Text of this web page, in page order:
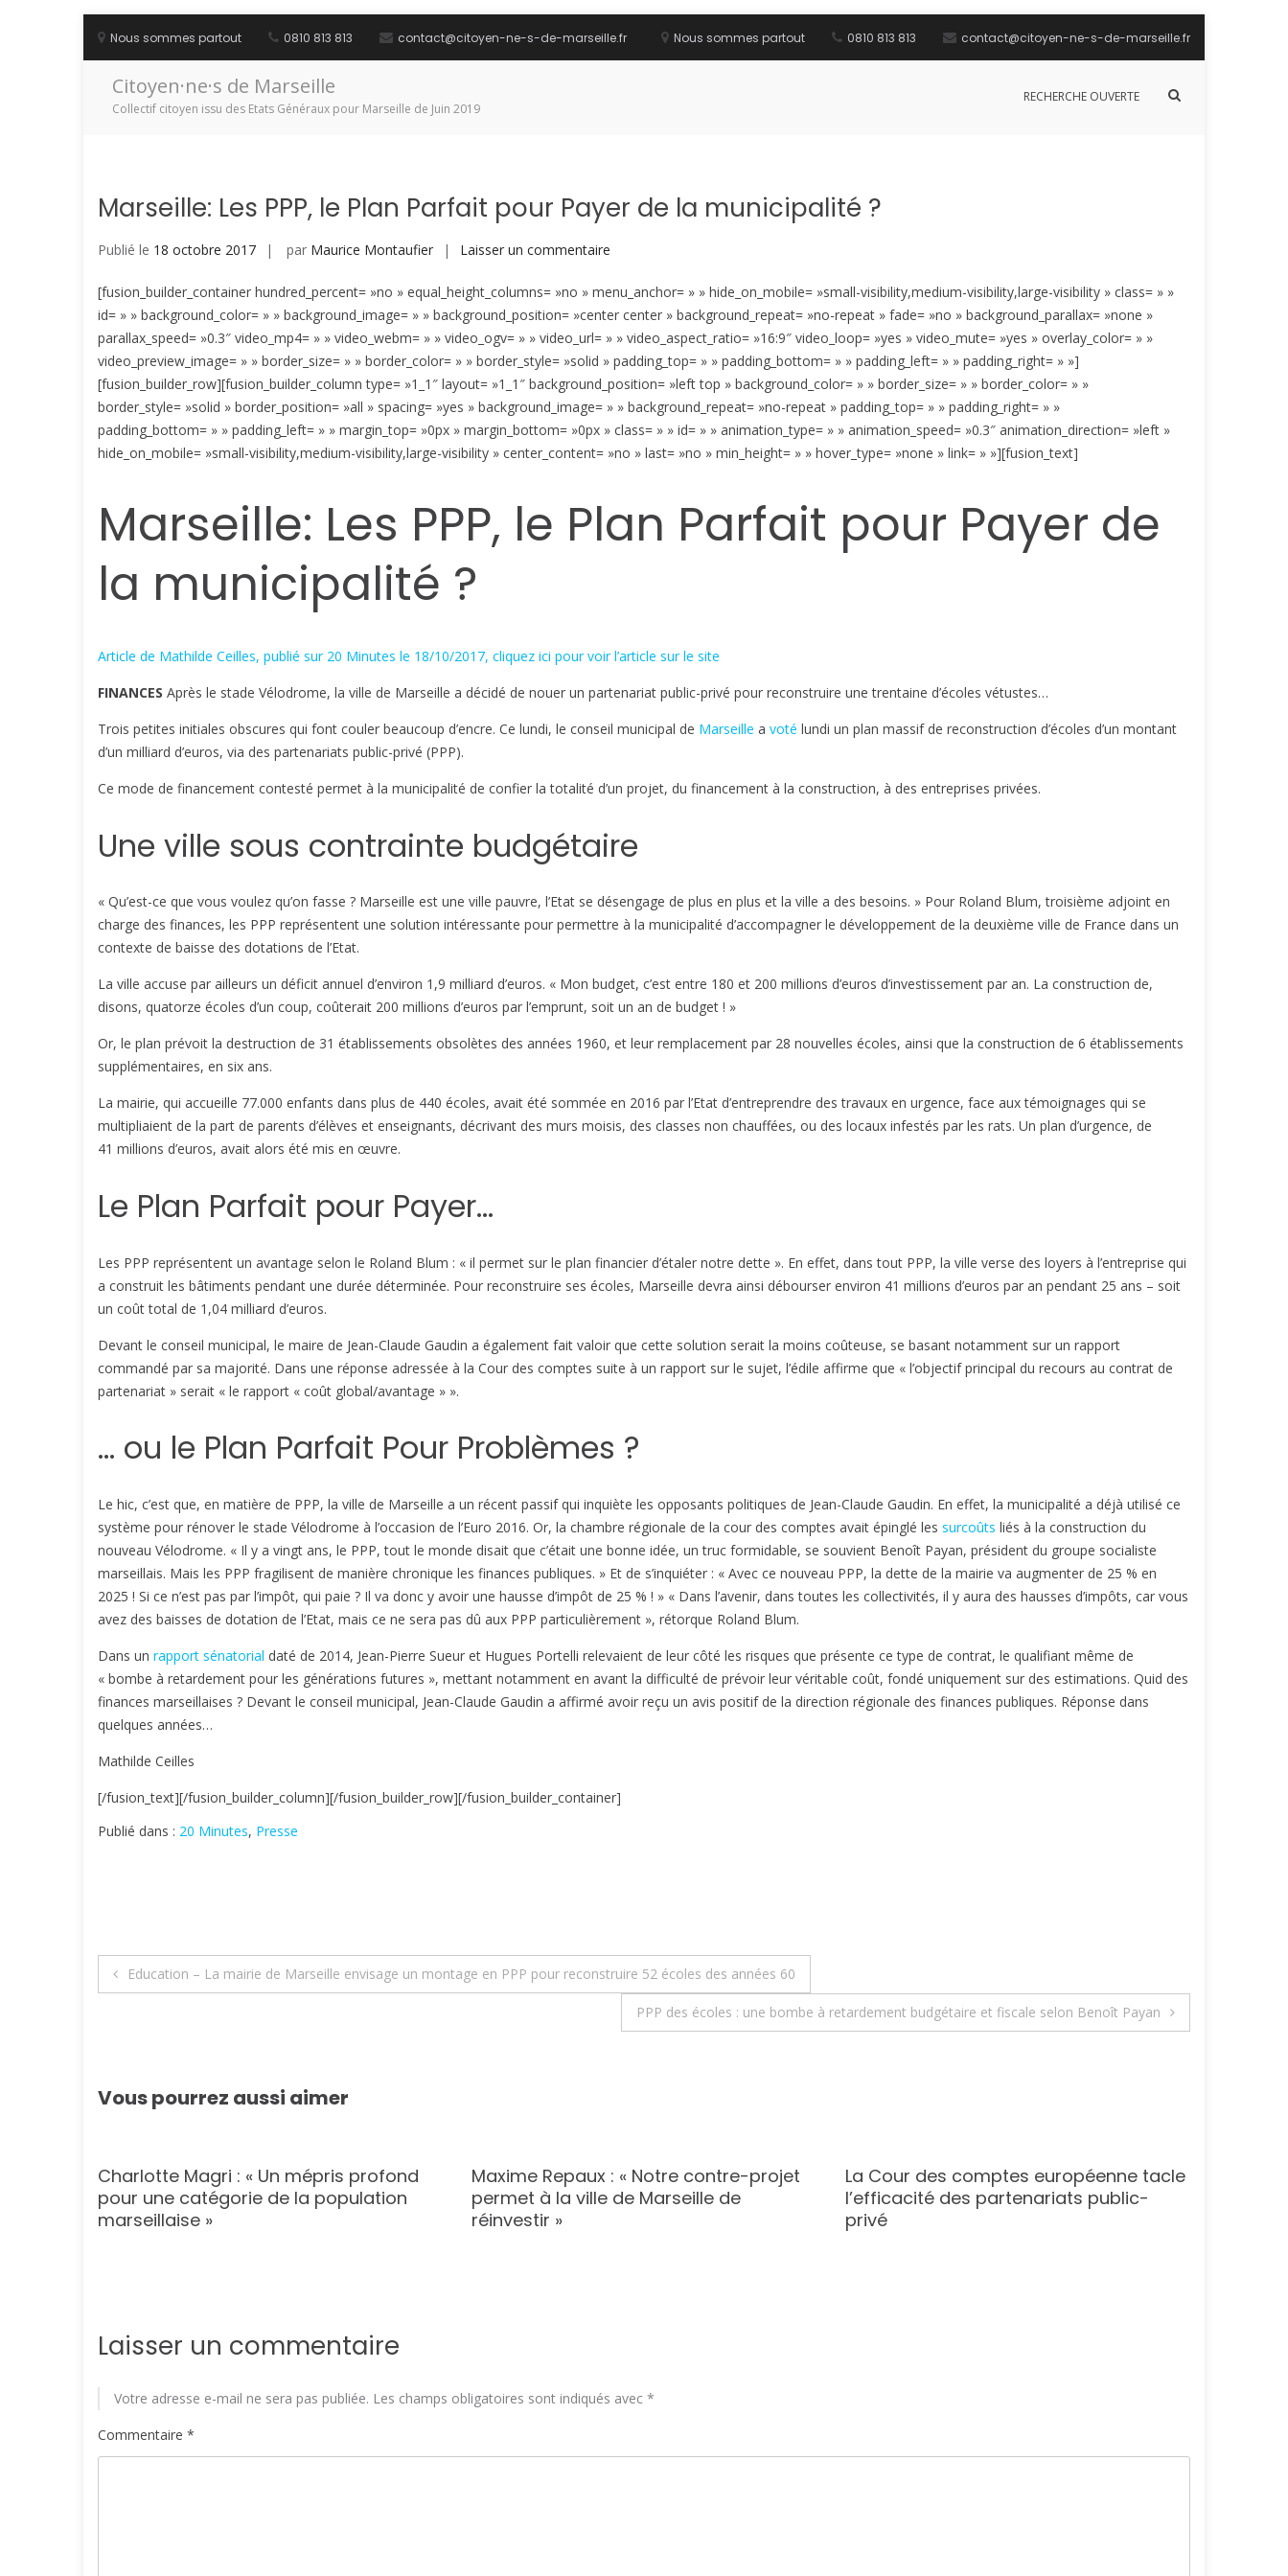
contenu
Nous sommes partout 0810 813 813 contact@citoyen-ne-s-de-marseille.fr Nous sommes partout 0810 813 813 contact@citoyen-ne-s-de-marseille.fr
Citoyen·ne·s de Marseille
Collectif citoyen issu des Etats Généraux pour Marseille de Juin 2019
RECHERCHE OUVERTE
Afficher
Marseille: Les PPP, le Plan Parfait pour Payer de la municipalité ?
Publié le 18 octobre 2017 par Maurice Montaufier Laisser un commentaire
Les
PPP,
le
Plan
Parfait
pour
Payer
de
?
[fusion_builder_container hundred_percent= »no » equal_height_columns= »no » menu_anchor= » » hide_on_mobile= »small-visibility,medium-visibility,large-visibility » class= » »
id= » » background_color= » » background_image= » » background_position= »center center » background_repeat= »no-repeat » fade= »no » background_parallax= »none »
parallax_speed= »0.3″ video_mp4= » » video_webm= » » video_ogv= » » video_url= » » video_aspect_ratio= »16:9″ video_loop= »yes » video_mute= »yes » overlay_color= » »
video_preview_image= » » border_size= » » border_color= » » border_style= »solid » padding_top= » » padding_bottom= » » padding_left= » » padding_right= » »]
[fusion_builder_row][fusion_builder_column type= »1_1″ layout= »1_1″ background_position= »left top » background_color= » » border_size= » » border_color= » »
border_style= »solid » border_position= »all » spacing= »yes » background_image= » » background_repeat= »no-repeat » padding_top= » » padding_right= » »
padding_bottom= » » padding_left= » » margin_top= »0px » margin_bottom= »0px » class= » » id= » » animation_type= » » animation_speed= »0.3″ animation_direction= »left »
hide_on_mobile= »small-visibility,medium-visibility,large-visibility » center_content= »no » last= »no » min_height= » » hover_type= »none » link= » »][fusion_text]
Marseille: Les PPP, le Plan Parfait pour Payer de
la municipalité ?
Article de Mathilde Ceilles, publié sur 20 Minutes le 18/10/2017, cliquez ici pour voir l’article sur le site
FINANCES Après le stade Vélodrome, la ville de Marseille a décidé de nouer un partenariat public-privé pour reconstruire une trentaine d’écoles vétustes…
Trois petites initiales obscures qui font couler beaucoup d’encre. Ce lundi, le conseil municipal de Marseille a voté lundi un plan massif de reconstruction d’écoles d’un montant
d’un milliard d’euros, via des partenariats public-privé (PPP).
Ce mode de financement contesté permet à la municipalité de confier la totalité d’un projet, du financement à la construction, à des entreprises privées.
Une ville sous contrainte budgétaire
« Qu’est-ce que vous voulez qu’on fasse ? Marseille est une ville pauvre, l’Etat se désengage de plus en plus et la ville a des besoins. » Pour Roland Blum, troisième adjoint en
charge des finances, les PPP représentent une solution intéressante pour permettre à la municipalité d’accompagner le développement de la deuxième ville de France dans un
contexte de baisse des dotations de l’Etat.
La ville accuse par ailleurs un déficit annuel d’environ 1,9 milliard d’euros. « Mon budget, c’est entre 180 et 200 millions d’euros d’investissement par an. La construction de,
disons, quatorze écoles d’un coup, coûterait 200 millions d’euros par l’emprunt, soit un an de budget ! »
Or, le plan prévoit la destruction de 31 établissements obsolètes des années 1960, et leur remplacement par 28 nouvelles écoles, ainsi que la construction de 6 établissements
supplémentaires, en six ans.
La mairie, qui accueille 77.000 enfants dans plus de 440 écoles, avait été sommée en 2016 par l’Etat d’entreprendre des travaux en urgence, face aux témoignages qui se
multipliaient de la part de parents d’élèves et enseignants, décrivant des murs moisis, des classes non chauffées, ou des locaux infestés par les rats. Un plan d’urgence, de
41 millions d’euros, avait alors été mis en œuvre.
Le Plan Parfait pour Payer…
Les PPP représentent un avantage selon le Roland Blum : « il permet sur le plan financier d’étaler notre dette ». En effet, dans tout PPP, la ville verse des loyers à l’entreprise qui
a construit les bâtiments pendant une durée déterminée. Pour reconstruire ses écoles, Marseille devra ainsi débourser environ 41 millions d’euros par an pendant 25 ans – soit
un coût total de 1,04 milliard d’euros.
Devant le conseil municipal, le maire de Jean-Claude Gaudin a également fait valoir que cette solution serait la moins coûteuse, se basant notamment sur un rapport
commandé par sa majorité. Dans une réponse adressée à la Cour des comptes suite à un rapport sur le sujet, l’édile affirme que « l’objectif principal du recours au contrat de
partenariat » serait « le rapport « coût global/avantage » ».
… ou le Plan Parfait Pour Problèmes ?
Le hic, c’est que, en matière de PPP, la ville de Marseille a un récent passif qui inquiète les opposants politiques de Jean-Claude Gaudin. En effet, la municipalité a déjà utilisé ce
système pour rénover le stade Vélodrome à l’occasion de l’Euro 2016. Or, la chambre régionale de la cour des comptes avait épinglé les surcoûts liés à la construction du
nouveau Vélodrome. « Il y a vingt ans, le PPP, tout le monde disait que c’était une bonne idée, un truc formidable, se souvient Benoît Payan, président du groupe socialiste
marseillais. Mais les PPP fragilisent de manière chronique les finances publiques. » Et de s’inquiéter : « Avec ce nouveau PPP, la dette de la mairie va augmenter de 25 % en
2025 ! Si ce n’est pas par l’impôt, qui paie ? Il va donc y avoir une hausse d’impôt de 25 % ! » « Dans l’avenir, dans toutes les collectivités, il y aura des hausses d’impôts, car vous
avez des baisses de dotation de l’Etat, mais ce ne sera pas dû aux PPP particulièrement », rétorque Roland Blum.
Dans un rapport sénatorial daté de 2014, Jean-Pierre Sueur et Hugues Portelli relevaient de leur côté les risques que présente ce type de contrat, le qualifiant même de
« bombe à retardement pour les générations futures », mettant notamment en avant la difficulté de prévoir leur véritable coût, fondé uniquement sur des estimations. Quid des
finances marseillaises ? Devant le conseil municipal, Jean-Claude Gaudin a affirmé avoir reçu un avis positif de la direction régionale des finances publiques. Réponse dans
quelques années…
Mathilde Ceilles
[/fusion_text][/fusion_builder_column][/fusion_builder_row][/fusion_builder_container]
Publié dans : 20 Minutes, Presse
Navigation
Education – La mairie de Marseille envisage un montage en PPP pour reconstruire 52 écoles des années 60
PPP des écoles : une bombe à retardement budgétaire et fiscale selon Benoît Payan
Vous pourrez aussi aimer
Charlotte Magri : « Un mépris profond
pour une catégorie de la population
marseillaise »
Maxime Repaux : « Notre contre-projet
permet à la ville de Marseille de
réinvestir »
La Cour des comptes européenne tacle
l’efficacité des partenariats public-
privé
Laisser un commentaire
Votre adresse e-mail ne sera pas publiée. Les champs obligatoires sont indiqués avec *
Commentaire *